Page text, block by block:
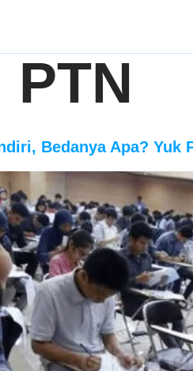
PTN
Bedanya Apa? Yuk